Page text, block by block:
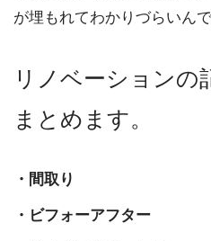
が埋もれてわかりづらいんで
リノベーションの
まとめます。
・間取り
・ビフォーアフター